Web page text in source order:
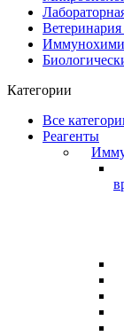
Категории
Все
Реагенты